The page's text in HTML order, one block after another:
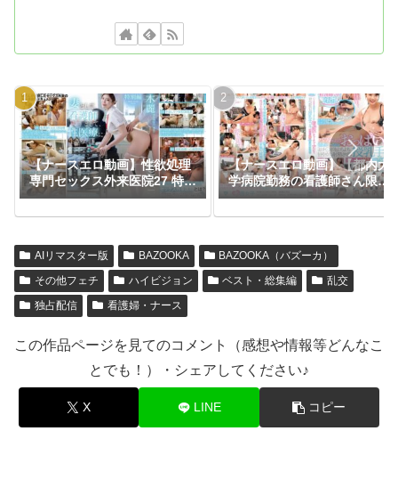
【ナースエロ動画】性欲処理
専門セックス外来医院27 特別
編 SODSTAR 神木麗 妻とし
て、看護師として、性医療に
【ナースエロ動画】【都内大
学病院勤務の看護師さん限
定】バブみある清楚なナース
さんがおっぱいチューチュー
甘やかし射精させる授乳手コ
キ 美人ナース30人たっぷり5
時間9分ww
AIリマスター版 BAZOOKA
BAZOOKA（バズーカ）
その他フェチ
ハイビジョン ベスト・総集編
乱交
独占配信
看護婦・ナース
この作品ページを見てのコメント（感想や情報等どんなこ
とでも！）・シェアしてください♪
X LINE コピー